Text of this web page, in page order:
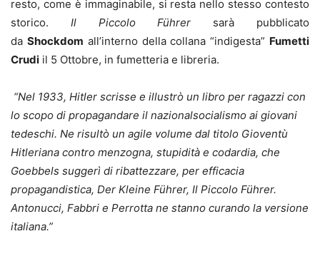
resto, come è immaginabile, si resta nello stesso contesto
storico. Il Piccolo Führer sarà pubblicato
da Shockdom all’interno della collana “indigesta” Fumetti
Crudi il 5 Ottobre, in fumetteria e libreria.
“Nel 1933, Hitler scrisse e illustrò un libro per ragazzi con
lo scopo di propagandare il nazionalsocialismo ai giovani
tedeschi. Ne risultò un agile volume dal titolo Gioventù
Hitleriana contro menzogna, stupidità e codardia, che
Goebbels suggerì di ribattezzare, per efficacia
propagandistica, Der Kleine Führer, Il Piccolo Führer.
Antonucci, Fabbri e Perrotta ne stanno curando la versione
italiana.”